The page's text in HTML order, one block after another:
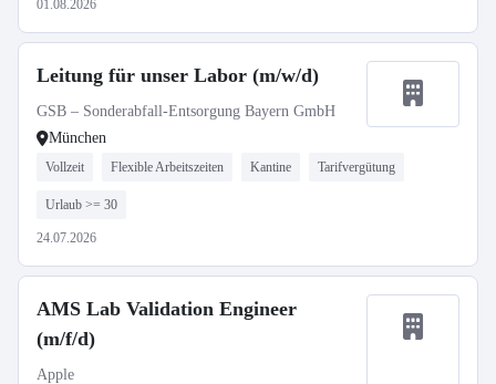
01.08.2026
Leitung für unser Labor (m/w/d)
GSB – Sonderabfall-Entsorgung Bayern GmbH
München
Vollzeit Flexible Arbeitszeiten Kantine Tarifvergütung
Urlaub >= 30
24.07.2026
AMS Lab Validation Engineer
(m/f/d)
Apple